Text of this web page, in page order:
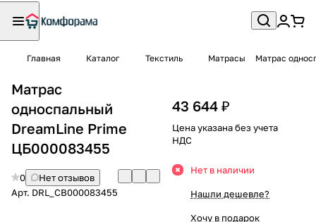
Главная Каталог Текстиль Матрасы Матрас
Матрас
односпальный
DreamLine Prime
ЦБ000083455
0
Нет отзывов
Арт. DRL_CB000083455
43 644 ₽
Цена указана без учета
НДС
Нет в наличии
Нашли дешевле?
Хочу в подарок